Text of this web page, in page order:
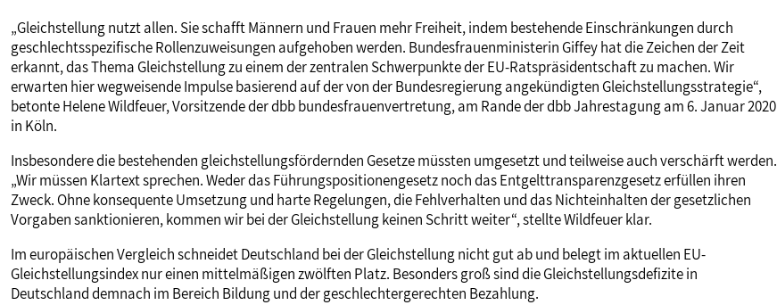
„Gleichstellung nutzt allen. Sie schafft Männern und Frauen mehr Freiheit, indem bestehende Einschränkungen durch
geschlechtsspezifische Rollenzuweisungen aufgehoben werden. Bundesfrauenministerin Giffey hat die Zeichen der Zeit
erkannt, das Thema Gleichstellung zu einem der zentralen Schwerpunkte der EU-Ratspräsidentschaft zu machen. Wir
erwarten hier wegweisende Impulse basierend auf der von der Bundesregierung angekündigten Gleichstellungsstrategie“,
betonte Helene Wildfeuer, Vorsitzende der dbb bundesfrauenvertretung, am Rande der dbb Jahrestagung am 6. Januar 2020
in Köln.
Insbesondere die bestehenden gleichstellungsfördernden Gesetze müssten umgesetzt und teilweise auch verschärft werden.
„Wir müssen Klartext sprechen. Weder das Führungspositionengesetz noch das Entgelttransparenzgesetz erfüllen ihren
Zweck. Ohne konsequente Umsetzung und harte Regelungen, die Fehlverhalten und das Nichteinhalten der gesetzlichen
Vorgaben sanktionieren, kommen wir bei der Gleichstellung keinen Schritt weiter“, stellte Wildfeuer klar.
Im europäischen Vergleich schneidet Deutschland bei der Gleichstellung nicht gut ab und belegt im aktuellen EU-
Gleichstellungsindex nur einen mittelmäßigen zwölften Platz. Besonders groß sind die Gleichstellungsdefizite in
Deutschland demnach im Bereich Bildung und der geschlechtergerechten Bezahlung.